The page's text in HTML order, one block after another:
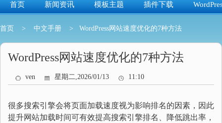
首页 新闻资讯 模板主题 插件下载
首页 > 中文手册 > WordPress网站速度优化的7种方法
WordPress网站速度优化的7种方法
ven 星期二,2026/01/13 11:10
很多搜索引擎会将页面加载速度视为影响排名的因素，因此
提升网站加载时间可有效提高搜索引擎排名、降低跳出率，